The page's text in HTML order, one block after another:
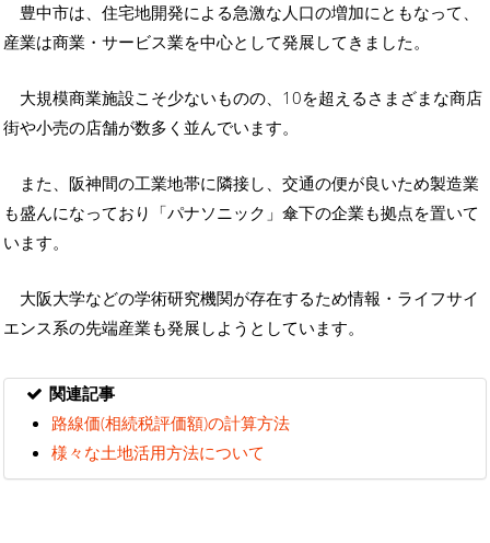
豊中市は、住宅地開発による急激な人口の増加にともなって、
産業は商業・サービス業を中心として発展してきました。
大規模商業施設こそ少ないものの、10を超えるさまざまな商店
街や小売の店舗が数多く並んでいます。
また、阪神間の工業地帯に隣接し、交通の便が良いため製造業
も盛んになっており「パナソニック」傘下の企業も拠点を置いて
います。
大阪大学などの学術研究機関が存在するため情報・ライフサイ
エンス系の先端産業も発展しようとしています。
関連記事
路線価(相続税評価額)の計算方法
様々な土地活用方法について